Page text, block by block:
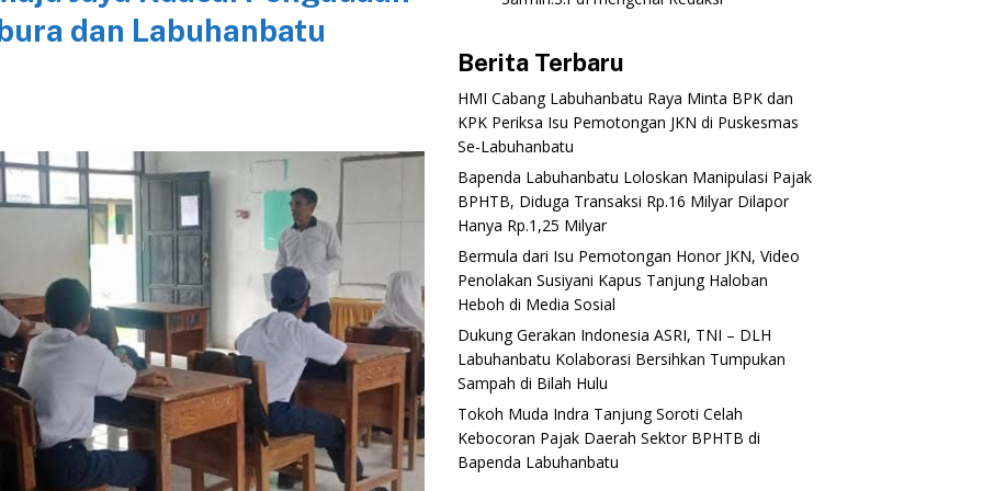
dan Labuhanbatu
Berita Terbaru
‎HMI Cabang Labuhanbatu Raya Minta BPK dan
KPK Periksa Isu Pemotongan JKN di Puskesmas
Se-Labuhanbatu‎‎
‎Bapenda Labuhanbatu Loloskan Manipulasi Pajak
BPHTB, Diduga Transaksi Rp.16 Milyar Dilapor
Hanya Rp.1,25 Milyar
‎Bermula dari Isu Pemotongan Honor JKN, Video
Penolakan Susiyani Kapus Tanjung Haloban
Heboh di Media Sosial‎‎‎‎
‎Dukung Gerakan Indonesia ASRI, TNI – DLH
Labuhanbatu Kolaborasi Bersihkan Tumpukan
Sampah di Bilah Hulu
‎Tokoh Muda Indra Tanjung Soroti Celah
Kebocoran Pajak Daerah Sektor BPHTB di
Bapenda Labuhanbatu